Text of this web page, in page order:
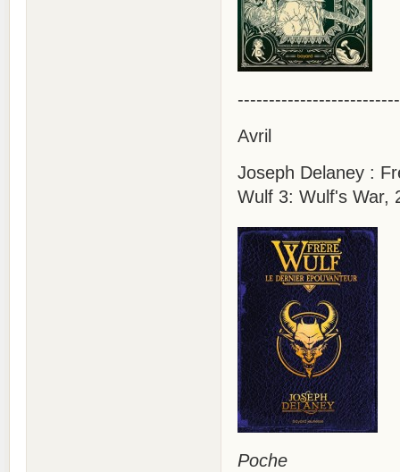
Avril
Joseph Delaney :
Wulf 3: Wulf's War,
Poche